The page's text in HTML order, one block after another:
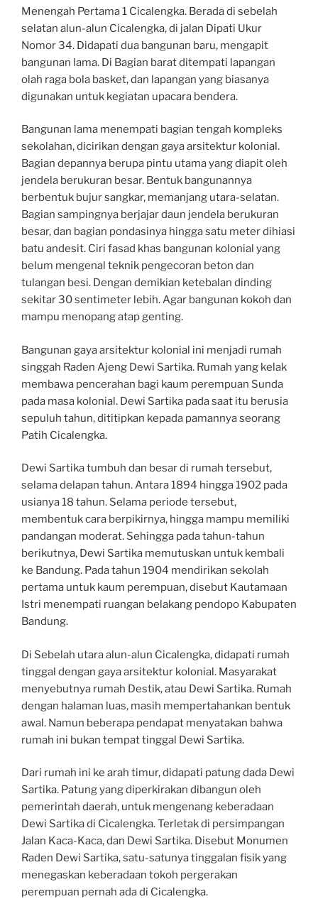
Menengah Pertama 1 Cicalengka. Berada di sebelah
selatan alun-alun Cicalengka, di jalan Dipati Ukur
Nomor 34. Didapati dua bangunan baru, mengapit
bangunan lama. Di Bagian barat ditempati lapangan
olah raga bola basket, dan lapangan yang biasanya
digunakan untuk kegiatan upacara bendera.
Bangunan lama menempati bagian tengah kompleks
sekolahan, dicirikan dengan gaya arsitektur kolonial.
Bagian depannya berupa pintu utama yang diapit oleh
jendela berukuran besar. Bentuk bangunannya
berbentuk bujur sangkar, memanjang utara-selatan.
Bagian sampingnya berjajar daun jendela berukuran
besar, dan bagian pondasinya hingga satu meter dihiasi
batu andesit. Ciri fasad khas bangunan kolonial yang
belum mengenal teknik pengecoran beton dan
tulangan besi. Dengan demikian ketebalan dinding
sekitar 30 sentimeter lebih. Agar bangunan kokoh dan
mampu menopang atap genting.
Bangunan gaya arsitektur kolonial ini menjadi rumah
singgah Raden Ajeng Dewi Sartika. Rumah yang kelak
membawa pencerahan bagi kaum perempuan Sunda
pada masa kolonial. Dewi Sartika pada saat itu berusia
sepuluh tahun, dititipkan kepada pamannya seorang
Patih Cicalengka.
Dewi Sartika tumbuh dan besar di rumah tersebut,
selama delapan tahun. Antara 1894 hingga 1902 pada
usianya 18 tahun. Selama periode tersebut,
membentuk cara berpikirnya, hingga mampu memiliki
pandangan moderat. Sehingga pada tahun-tahun
berikutnya, Dewi Sartika memutuskan untuk kembali
ke Bandung. Pada tahun 1904 mendirikan sekolah
pertama untuk kaum perempuan, disebut Kautamaan
Istri menempati ruangan belakang pendopo Kabupaten
Bandung.
Di Sebelah utara alun-alun Cicalengka, didapati rumah
tinggal dengan gaya arsitektur kolonial. Masyarakat
menyebutnya rumah Destik, atau Dewi Sartika. Rumah
dengan halaman luas, masih mempertahankan bentuk
awal. Namun beberapa pendapat menyatakan bahwa
rumah ini bukan tempat tinggal Dewi Sartika.
Dari rumah ini ke arah timur, didapati patung dada Dewi
Sartika. Patung yang diperkirakan dibangun oleh
pemerintah daerah, untuk mengenang keberadaan
Dewi Sartika di Cicalengka. Terletak di persimpangan
Jalan Kaca-Kaca, dan Dewi Sartika. Disebut Monumen
Raden Dewi Sartika, satu-satunya tinggalan fisik yang
menegaskan keberadaan tokoh pergerakan
perempuan pernah ada di Cicalengka.